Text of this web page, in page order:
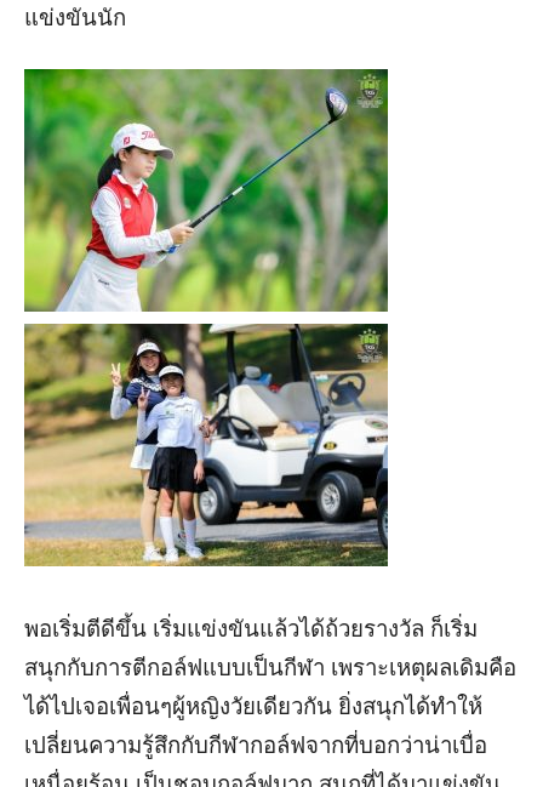
แข่งขันนัก
พอเริ่มตีดีขึ้น เริ่มแข่งขันแล้วได้ถ้วยรางวัล ก็เริ่ม
สนุกกับการตีกอล์ฟแบบเป็นกีฬา เพราะเหตุผลเดิมคือ
ได้ไปเจอเพื่อนๆผู้หญิงวัยเดียวกัน ยิ่งสนุกได้ทำให้
เปลี่ยนความรู้สึกกับกีฬากอล์ฟจากที่บอกว่าน่าเบื่อ